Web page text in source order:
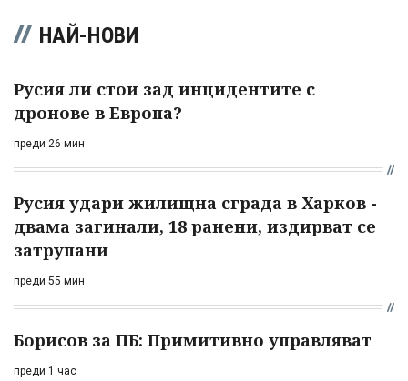
НАЙ-НОВИ
Русия ли стои зад инцидентите с
дронове в Европа?
преди 26 мин
Русия удари жилищна сграда в Харков -
двама загинали, 18 ранени, издирват се
затрупани
преди 55 мин
Борисов за ПБ: Примитивно управляват
преди 1 час